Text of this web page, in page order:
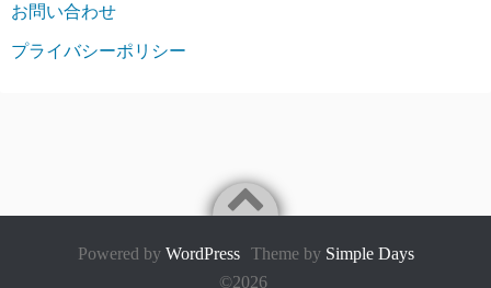
お問い合わせ
プライバシーポリシー
Powered by WordPress Theme by Simple Days
©2026